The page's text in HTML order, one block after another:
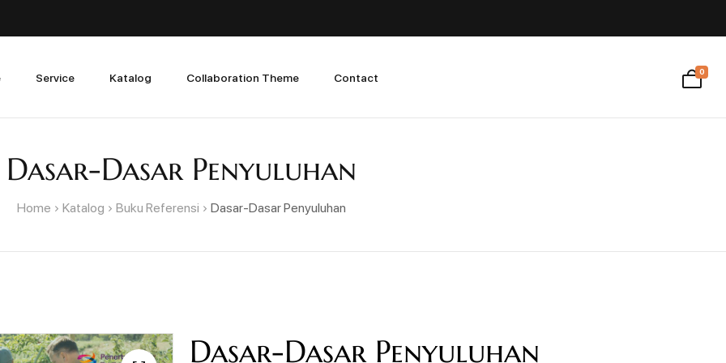
Service Katalog Collaboration Theme Contact 0
Dasar-Dasar Penyuluhan
Home Katalog Buku Referensi Dasar-Dasar Penyuluhan
Dasar-Dasar Penyuluhan